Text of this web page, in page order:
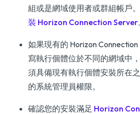
組或是網域使用者或群組帳戶
裝 Horizon Connection Server
如果現有的 Horizon
寫執行個體位於不同的網域中
須具備現有執行個體安裝所在
的系統管理員權限。
確認您的安裝滿足 Horizon